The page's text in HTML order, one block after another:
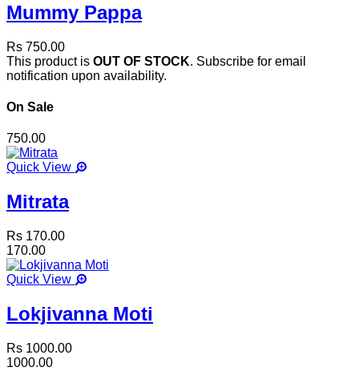
Mummy Pappa
Rs 750.00
This product is OUT OF STOCK. Subscribe for email
notification upon availability.
On Sale
750.00
Quick View
Mitrata
Rs 170.00
170.00
Quick View
Lokjivanna Moti
Rs 1000.00
1000.00